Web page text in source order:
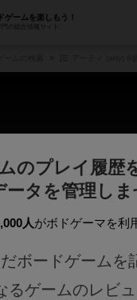
ゲームを楽しもう！
門の総合情報サイト
示
ザイナー名、テーマ名、メカニ
ゲームデ
ゲームデ
のプレイ履歴
ータを管理しま
人がボドゲーマを利
ボードゲームを
るゲームのレビ